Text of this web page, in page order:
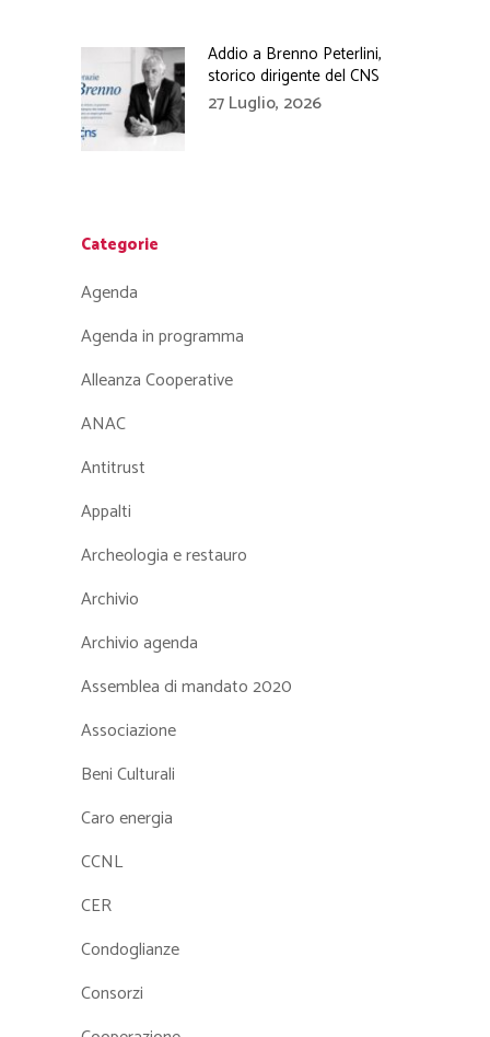
Addio a Brenno Peterlini,
storico dirigente del CNS
27 Luglio, 2026
Categorie
Agenda
Agenda in programma
Alleanza Cooperative
ANAC
Antitrust
Appalti
Archeologia e restauro
Archivio
Archivio agenda
Assemblea di mandato 2020
Associazione
Beni Culturali
Caro energia
CCNL
CER
Condoglianze
Consorzi